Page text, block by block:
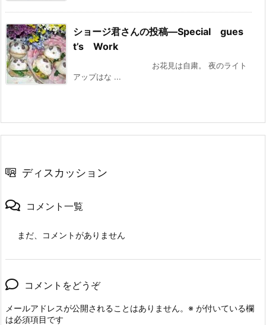
ショージ君さんの投稿—Special gues
t’s Work
お花見は自粛。 夜のライト
アップはな ...
ディスカッション
コメント一覧
まだ、コメントがありません
コメントをどうぞ
メールアドレスが公開されることはありません。 ※ が付いている欄
は必須項目です